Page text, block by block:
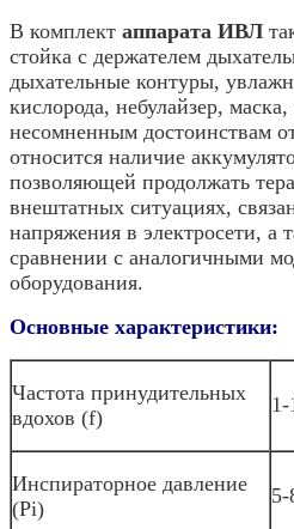
В комплект аппарата ИВЛ
стойка с держателем
дыхательные контуры,
кислорода, небулайзер,
несомненным достоинствам
относится наличие
позволяющей продолжать
внештатных ситуациях,
напряжения в электросети, а
сравнении с аналогичными
оборудования.
Основные характеристики:
Частота принудительных
вдохов (f)
Инспираторное давление
(Pi)